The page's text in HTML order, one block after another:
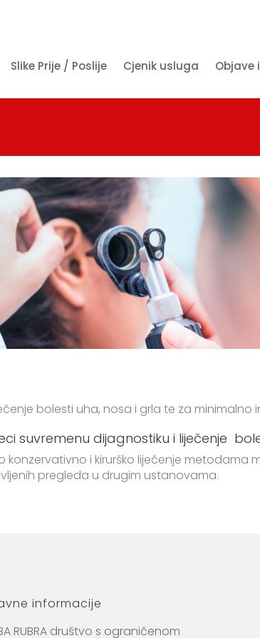
Slike Prije / Poslije Cjenik usluga Objave
bolesti uha, nosa i grla te za minimalno
suvremenu dijagnostiku i liječenje
i kirurško liječenje metodama
pregleda u drugim ustanovama.
informacije
RUBRA društvo s ograničenom